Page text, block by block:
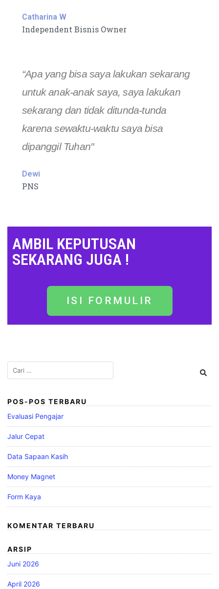
Catharina W
Independent Bisnis Owner
“Apa yang bisa saya lakukan sekarang
untuk anak-anak saya, saya lakukan
sekarang dan tidak ditunda-tunda
karena sewaktu-waktu saya bisa
dipanggil Tuhan"
Dewi
PNS
AMBIL KEPUTUSAN
SEKARANG JUGA !
ISI FORMULIR
POS-POS TERBARU
Evaluasi Pengajar
Jalur Cepat
Data Sapaan Kasih
Money Magnet
Form Kaya
KOMENTAR TERBARU
ARSIP
Juni 2026
April 2026